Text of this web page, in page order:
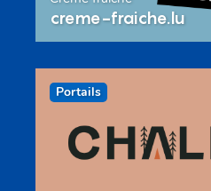
creme-fraiche.lu
Portails